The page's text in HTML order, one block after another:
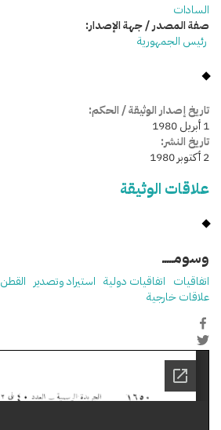
السادات
صفة المصدر / جهة الإصدار:
رئيس الجمهورية
تاريخ إصدار الوثيقة / الحكم:
1 أبريل 1980
تاريخ النشر:
2 أكتوبر 1980
علاقات الوثيقة
وسومـــــ
اتفاقيات اتفاقيات دولية استيراد وتصدير القطن
علاقات خارجية